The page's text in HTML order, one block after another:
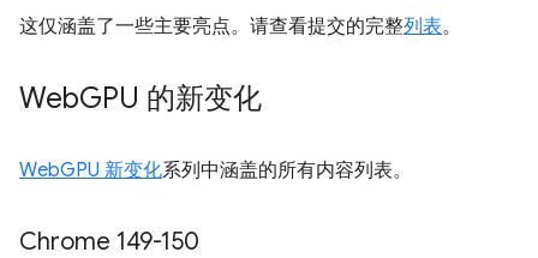
这仅涵盖了一些主要亮点。请查看提交的完整列表。
WebGPU 的新变化
WebGPU 新变化系列中涵盖的所有内容列表。
Chrome 149-150